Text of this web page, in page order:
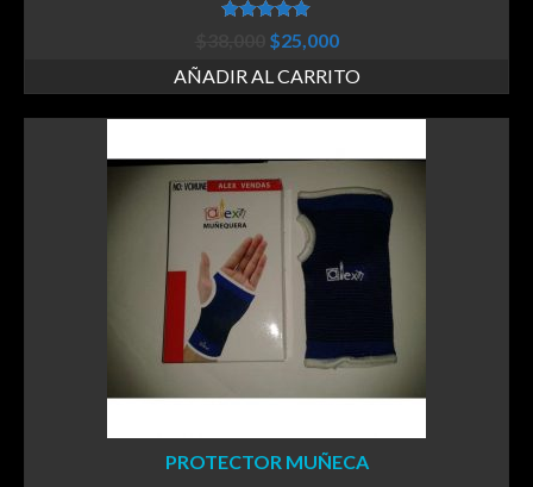
Valorado en
de 5
$25,000
AÑADIR AL CARRITO
PROTECTOR MUÑECA